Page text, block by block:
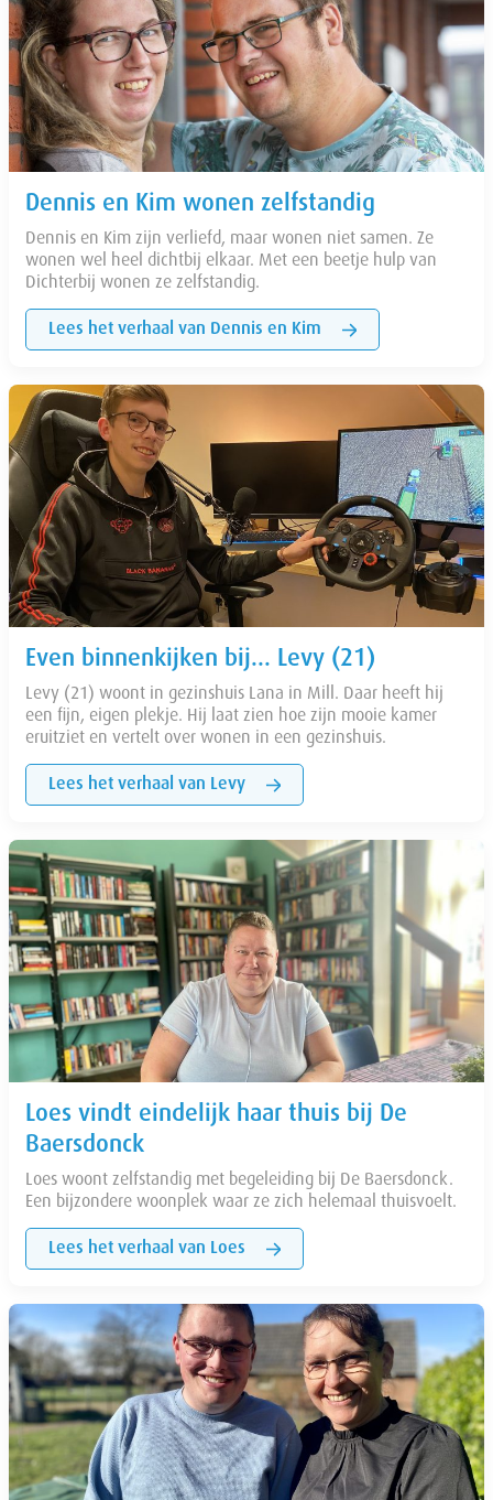
Dennis en Kim wonen zelfstandig
Dennis en Kim zijn verliefd, maar wonen niet samen. Ze
wonen wel heel dichtbij elkaar. Met een beetje hulp van
Dichterbij wonen ze zelfstandig.
Lees het verhaal van Dennis en Kim
Even binnenkijken bij... Levy (21)
Levy (21) woont in gezinshuis Lana in Mill. Daar heeft hij
een fijn, eigen plekje. Hij laat zien hoe zijn mooie kamer
eruitziet en vertelt over wonen in een gezinshuis.
Lees het verhaal van Levy
Loes vindt eindelijk haar thuis bij De
Baersdonck
Loes woont zelfstandig met begeleiding bij De Baersdonck.
Een bijzondere woonplek waar ze zich helemaal thuisvoelt.
Lees het verhaal van Loes